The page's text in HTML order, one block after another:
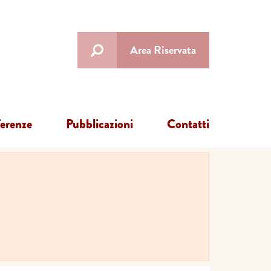
Area Riservata
Pubblicazioni Contatti